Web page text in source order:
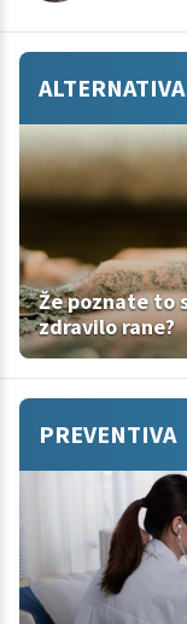
ALTERNATIVA
Že poznate to
zdravilo rane?
PREVENTIVA